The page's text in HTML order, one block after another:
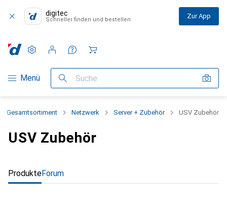
digitec
Schneller finden und bestellen Zur App
Navigation nach Kategorien
Menü Suche
Einstellungen
Kundenkonto
Vergleichslisten
Merklisten
Warenkorb
Gesamtsortiment Netzwerk Server + Zubehör USV Zubehör
USV Zubehör
ProdukteForum